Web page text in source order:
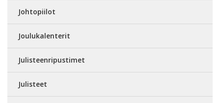
Johtopiilot
Joulukalenterit
Julisteenripustimet
Julisteet